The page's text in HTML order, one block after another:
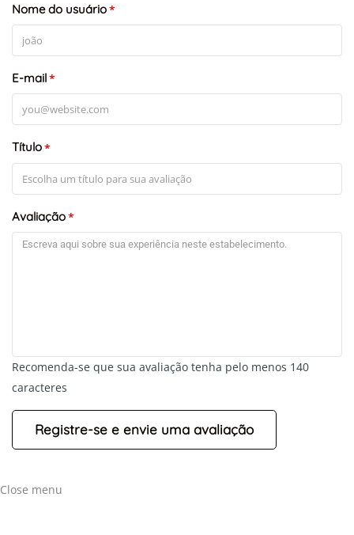
Nome do usuário*
E-mail*
Título*
Avaliação*
Recomenda-se que sua avaliação tenha pelo menos 140
caracteres
Close menu